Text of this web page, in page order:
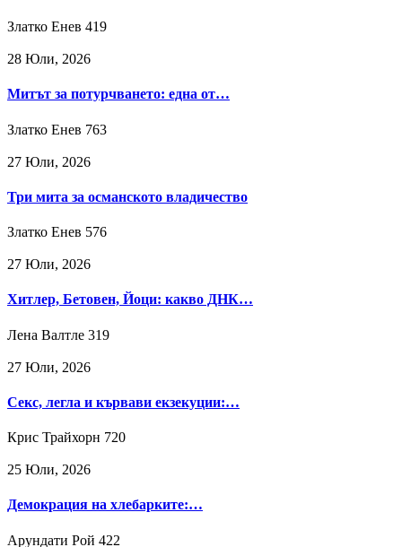
Златко Енев 419
28 Юли, 2026
Митът за потурчването: една от…
Златко Енев 763
27 Юли, 2026
Три мита за османското владичество
Златко Енев 576
27 Юли, 2026
Хитлер, Бетовен, Йоци: какво ДНК…
Лена Валтле 319
27 Юли, 2026
Секс, легла и кървави екзекуции:…
Крис Трайхорн 720
25 Юли, 2026
Демокрация на хлебарките:…
Арундати Рой 422